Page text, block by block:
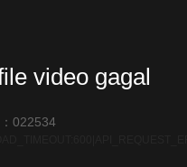
video gagal
022534